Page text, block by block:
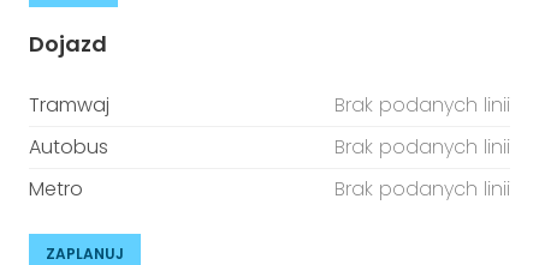
Dojazd
Tramwaj
Brak podanych linii
Autobus
Brak podanych linii
Metro
Brak podanych linii
ZAPLANUJ